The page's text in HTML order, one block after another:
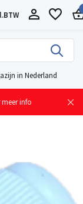
BTW
in Nederland
info